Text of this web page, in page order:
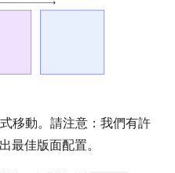
移動。請注意：我們有許
最佳版面配置。